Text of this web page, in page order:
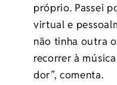
próprio. Passei
virtual e
não tinha outra
recorrer à
dor”, comenta.